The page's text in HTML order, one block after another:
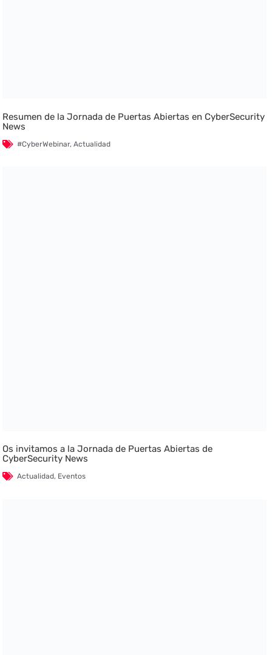
Resumen de la Jornada de Puertas Abiertas en CyberSecurity
News
#CyberWebinar,Actualidad
Os invitamos a la Jornada de Puertas Abiertas de
CyberSecurity News
Actualidad, Eventos